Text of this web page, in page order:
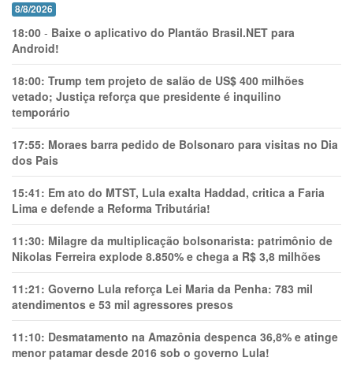
8/8/2026
18:00 - Baixe o aplicativo do Plantão Brasil.NET para
Android!
18:00: Trump tem projeto de salão de US$ 400 milhões
vetado; Justiça reforça que presidente é inquilino
temporário
17:55: Moraes barra pedido de Bolsonaro para visitas no Dia
dos Pais
15:41: Em ato do MTST, Lula exalta Haddad, critica a Faria
Lima e defende a Reforma Tributária!
11:30: Milagre da multiplicação bolsonarista: patrimônio de
Nikolas Ferreira explode 8.850% e chega a R$ 3,8 milhões
11:21: Governo Lula reforça Lei Maria da Penha: 783 mil
atendimentos e 53 mil agressores presos
11:10: Desmatamento na Amazônia despenca 36,8% e atinge
menor patamar desde 2016 sob o governo Lula!